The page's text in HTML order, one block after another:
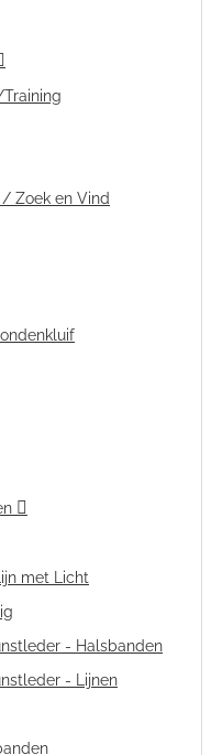
Zoek en Vind
met Licht
- Halsbanden
- Lijnen